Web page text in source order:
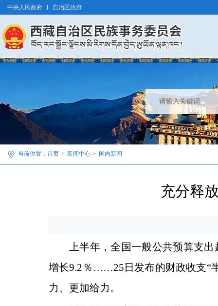
中央人民政府 自治区政府
当前位置： 首页 > 新闻中心 > 国内新闻
充分释
上半年，全国一般公共预算支
增长9.2％……25日发布的财政收支“
力、更加给力。